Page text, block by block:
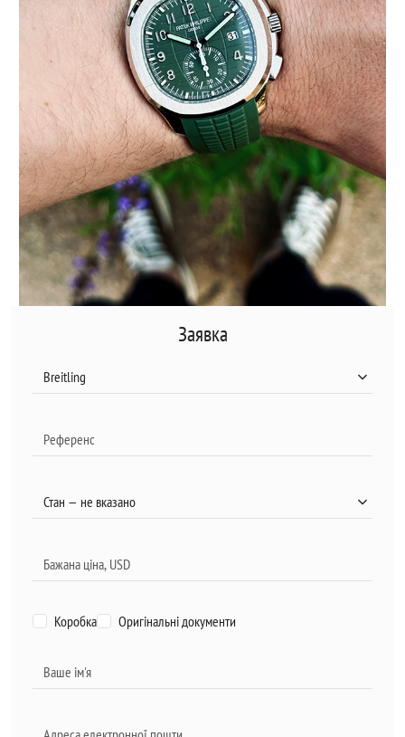
Заявка
Коробка Оригінальні документи